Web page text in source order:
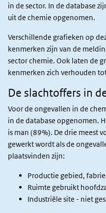
in de sector. In de database
uit de chemie opgenomen.
Verschillende grafieken op
kenmerken zijn van de
sector chemie. Ook laten de
kenmerken zich verhouden
De slachtoffers in
Voor de ongevallen in de
in de database opgenomen.
is man (89%). De drie meest
gewerkt wordt als de
plaatsvinden zijn:
Productie gebied,
Ruimte gebruikt
Industriële site - niet